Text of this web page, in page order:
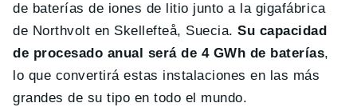
de baterías de iones de litio junto a la gigafábrica
de Northvolt en Skellefteå, Suecia.Su capacidad
de procesado anual será de 4 GWh de baterías,
lo que convertirá estas instalaciones en las más
grandes de su tipo en todo el mundo.